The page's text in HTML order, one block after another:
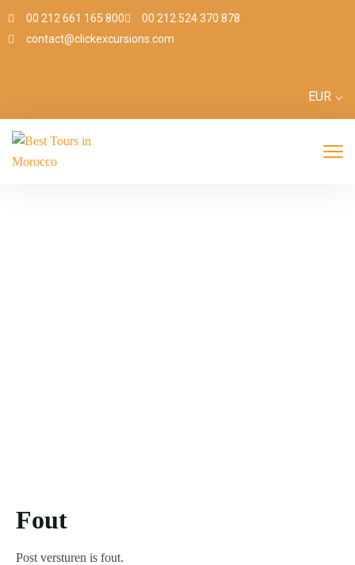
00 212 661 165 800
00 212 524 370 878
contact@clickexcursions.com
EUR
Fout
Post versturen is fout.